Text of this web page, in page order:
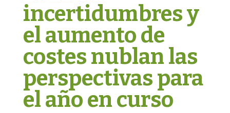
incertidumbres y
el aumento de
costes nublan las
perspectivas para
el año en curso